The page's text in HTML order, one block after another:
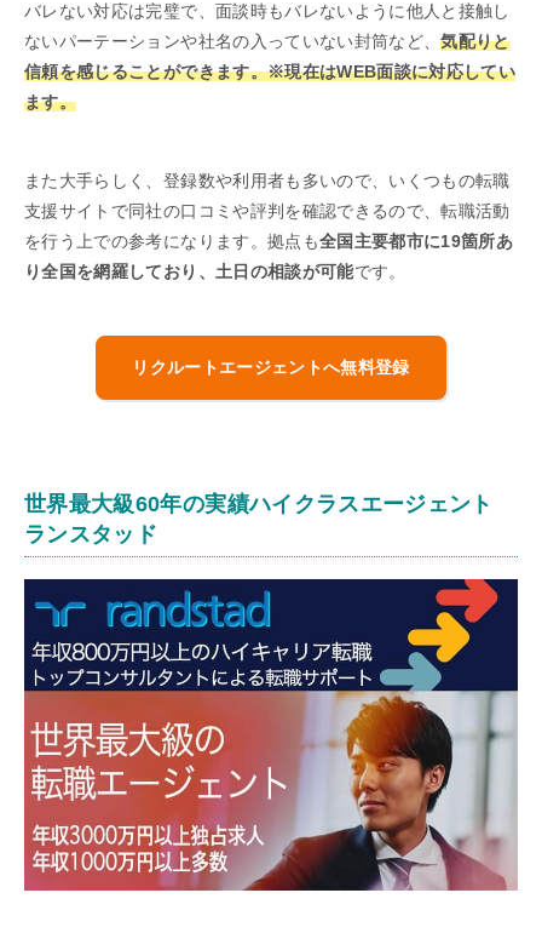
バレない対応は完璧で、面談時もバレないように他人と接触し
ないパーテーションや社名の入っていない封筒など、気配りと
信頼を感じることができます。※現在はWEB面談に対応してい
ます。
また大手らしく、登録数や利用者も多いので、いくつもの転職
支援サイトで同社の口コミや評判を確認できるので、転職活動
を行う上での参考になります。拠点も全国主要都市に19箇所あ
り全国を網羅しており、土日の相談が可能です。
リクルートエージェントへ無料登録
世界最大級60年の実績ハイクラスエージェント
ランスタッド